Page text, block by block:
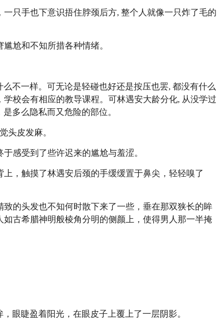
手也下意识捂住脖颈后方, 整个人就像一只炸了毛的
尬和不知所措各种情绪。
不一样。可无论是轻碰也好还是按压也罢, 都没有什么
校会有相应的教导课程。可林遇安大龄分化, 从没学过
多么隐私而又危险的部位。
皮发麻。
感受到了些许迟来的尴尬与羞涩。
触摸了林遇安后颈的手缓缓置于鼻尖，轻轻嗅了
头发也不知何时散下来了一些，垂在那双狭长的眸
古希腊神明般棱角分明的侧颜上，使得男人那一半掩
睫盈着阳光，在眼皮子上覆上了一层阴影。